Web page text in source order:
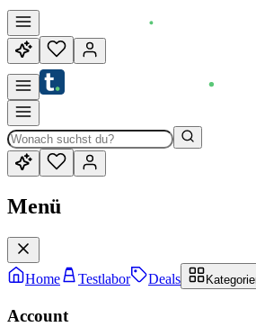
Menü
Home Testlabor Deals
Account